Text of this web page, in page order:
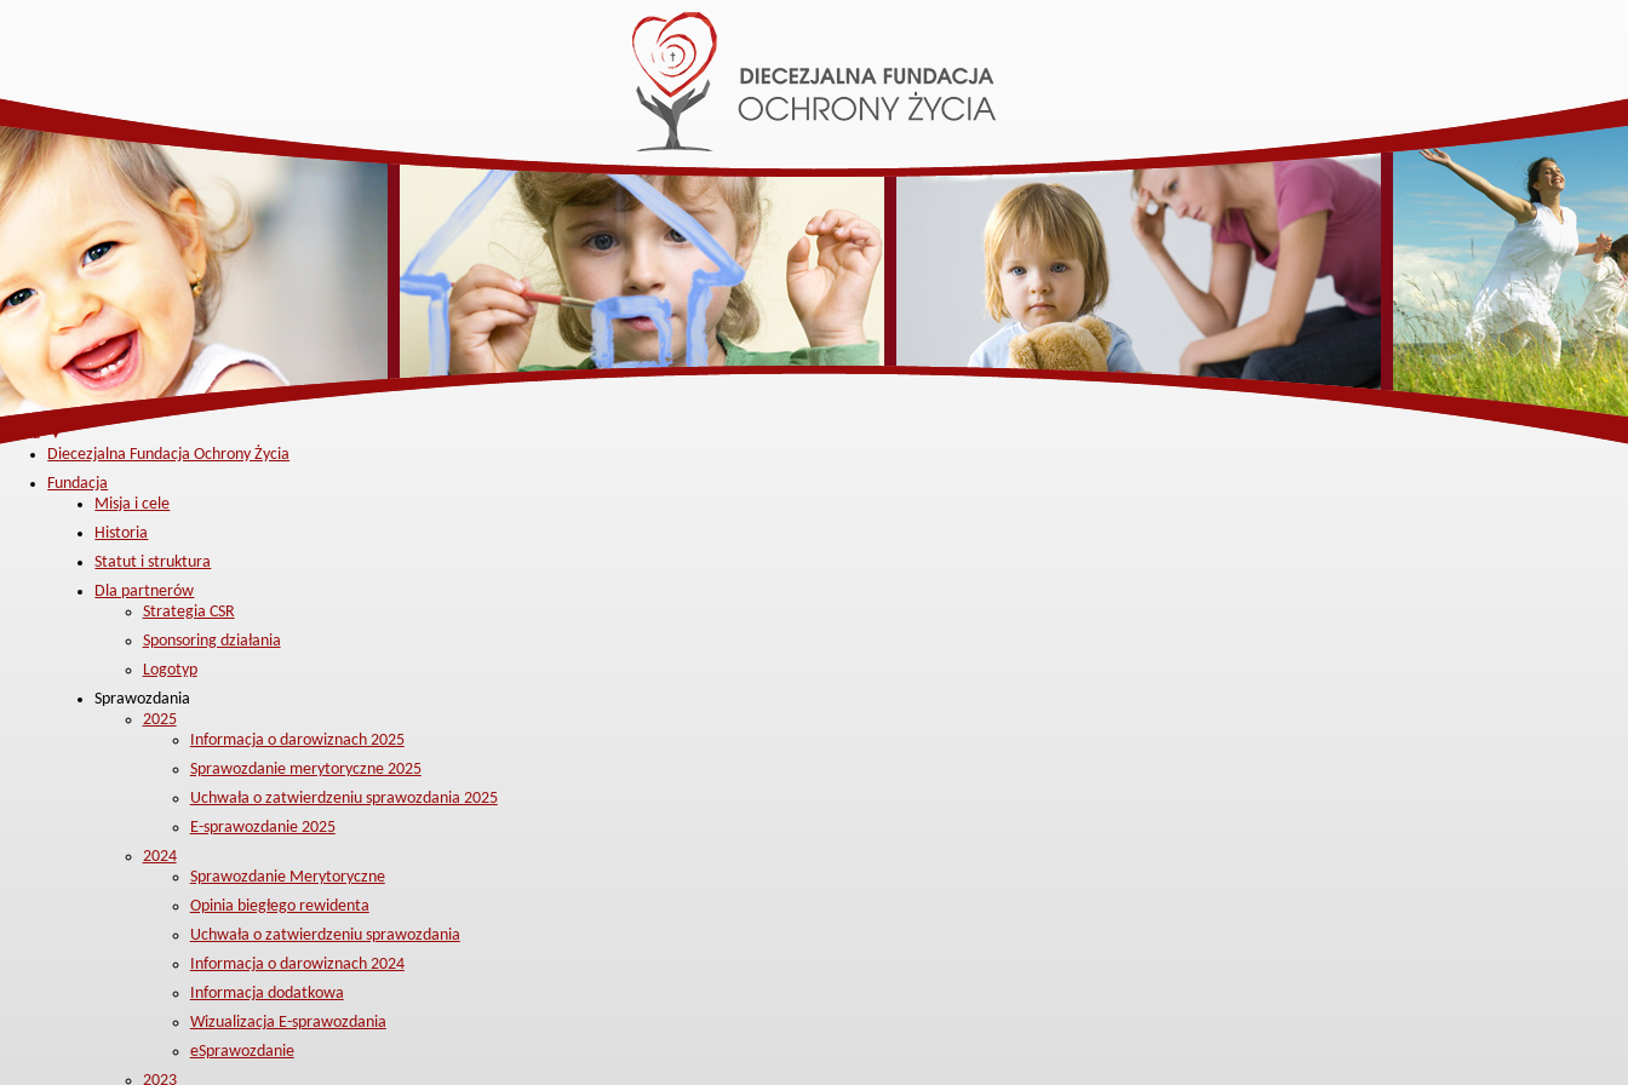
Menu ▼
Diecezjalna Fundacja Ochrony Życia
Fundacja
Misja i cele
Historia
Statut i struktura
Dla partnerów
Strategia CSR
Sponsoring działania
Logotyp
Sprawozdania
2025
Informacja o darowiznach 2025
Sprawozdanie merytoryczne 2025
Uchwała o zatwierdzeniu sprawozdania 2025
E-sprawozdanie 2025
2024
Sprawozdanie Merytoryczne
Opinia biegłego rewidenta
Uchwała o zatwierdzeniu sprawozdania
Informacja o darowiznach 2024
Informacja dodatkowa
Wizualizacja E-sprawozdania
eSprawozdanie
2023